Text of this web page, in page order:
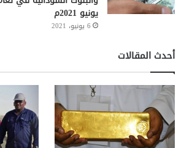
يونيو 2021م
6 يونيو، 2021
أحدث المقالات